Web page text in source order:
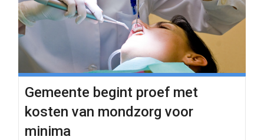
Gemeente begint proef met
kosten van mondzorg voor
minima